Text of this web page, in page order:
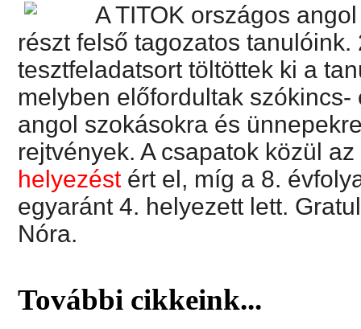
A TITOK országos
részt felső tagozatos
tesztfeladatsort töltöttek ki a
melyben előfordultak
angol szokásokra és
rejtvények. A csapatok közül
helyezést ért el, míg a 8.
egyaránt 4. helyezett lett.
Nóra.
További cikkeink...